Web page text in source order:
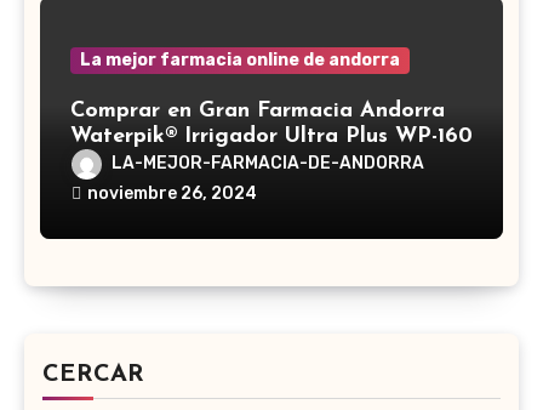
La mejor farmacia online de andorra
Comprar en Gran Farmacia Andorra
Waterpik® Irrigador Ultra Plus WP-160
LA-MEJOR-FARMACIA-DE-ANDORRA
noviembre 26, 2024
CERCAR